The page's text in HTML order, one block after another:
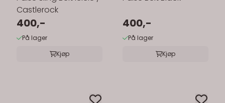
Castlerock
400,-
På lager
Kjøp
400,-
På lager
Kjøp